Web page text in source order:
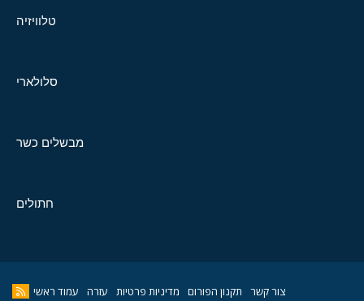
טלוויזיה
סלולארי
מבשלים כשר
חתולים
צור קשר תקנון הפורום מדיניות פרטיות עזרה עמוד ראשי